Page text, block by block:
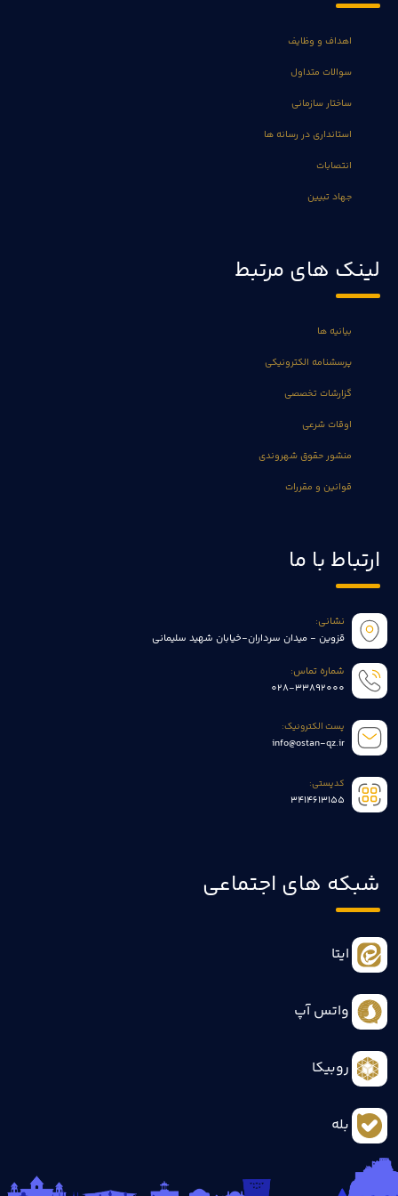
اهداف و وظایف
سوالات متداول
ساختار سازمانی
استانداری در رسانه ها
انتصابات
جهاد تبیین
لینک های مرتبط
بیانیه ها
پرسشنامه الکترونیکی
گزارشات تخصصی
اوقات شرعی
منشور حقوق شهروندی
قوانین و مقررات
ارتباط با ما
نشانی:
قزوین - میدان سرداران-خیابان شهید سلیمانی
شماره تماس:
028-33892000
پست الکترونیک:
info@ostan-qz.ir
کدپستی:
3414613155
شبکه های اجتماعی
ایتا
واتس آپ
روبیکا
بله